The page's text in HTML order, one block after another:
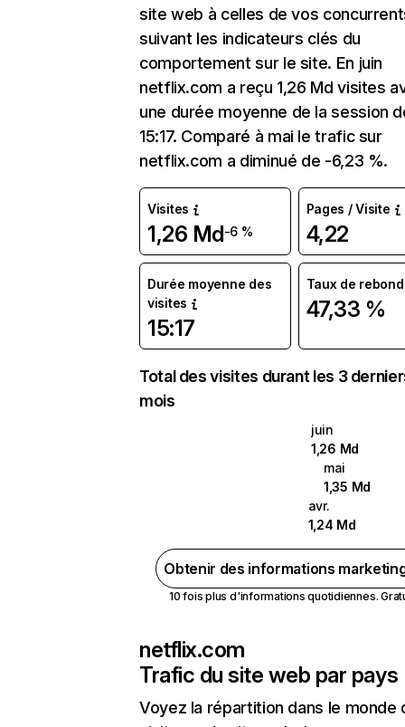
site web à celles de vos
suivant les indicateurs clés du
comportement sur le site. En juin
netflix.com a reçu 1,26 Md visites
une durée moyenne de la session
15:17. Comparé à mai le trafic sur
netflix.com a diminué de -6,23 %.
Visites
1,26 Md-6 %
Pages / Visite
4,22
Durée moyenne des
visites
15:17
Taux de rebond
47,33 %
Total des visites durant les 3
mois
juin
1,26 Md
mai
1,35 Md
avr.
1,24 Md
Obtenir des informations
10 fois plus d'informations quotidiennes.
netflix.com
Trafic du site web par pays
Voyez la répartition dans le monde